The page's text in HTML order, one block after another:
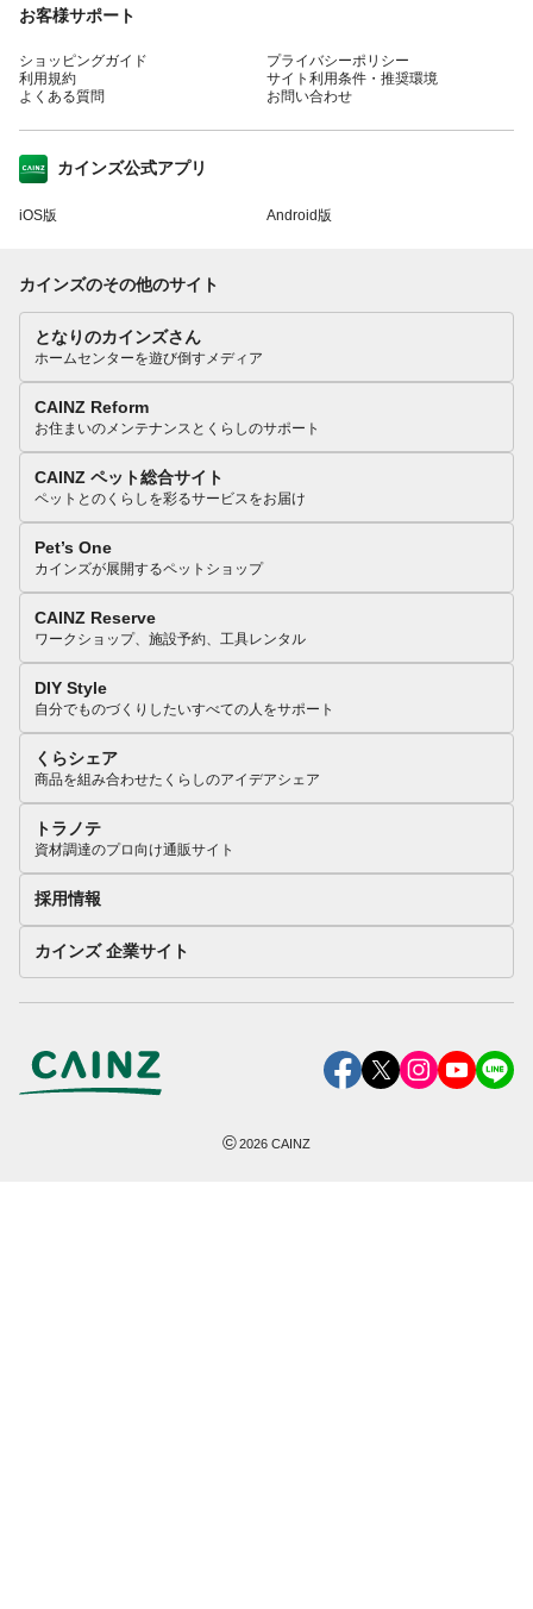
お客様サポート
ショッピングガイド
利用規約
よくある質問
プライバシーポリシー
サイト利用条件・推奨環境
お問い合わせ
カインズ公式アプリ
iOS版 Android版
カインズのその他のサイト
となりのカインズさん
ホームセンターを遊び倒すメディア
CAINZ Reform
お住まいのメンテナンスとくらしのサポート
CAINZ ペット総合サイト
ペットとのくらしを彩るサービスをお届け
Pet’s One
カインズが展開するペットショップ
CAINZ Reserve
ワークショップ、施設予約、工具レンタル
DIY Style
自分でものづくりしたいすべての人をサポート
くらシェア
商品を組み合わせたくらしのアイデアシェア
トラノテ
資材調達のプロ向け通販サイト
採用情報
カインズ 企業サイト
©2026 CAINZ